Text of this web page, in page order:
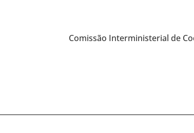
Comissão Interministerial de